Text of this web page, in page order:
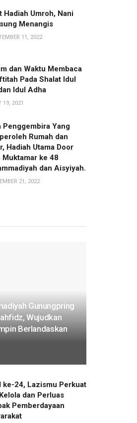
Hadiah Umroh, Nani
Menangis
11, 2022
dan Waktu Membaca
Pada Shalat Idul
Idul Adha
19, 2021
Penggembira Yang
Rumah dan
Hadiah Utama Door
Muktamar ke 48
dan Aisyiyah.
21, 2022
Gunungpring
Wujudkan
Berlandaskan
ke-24, Lazismu Perkuat
dan Perluas
Pemberdayaan